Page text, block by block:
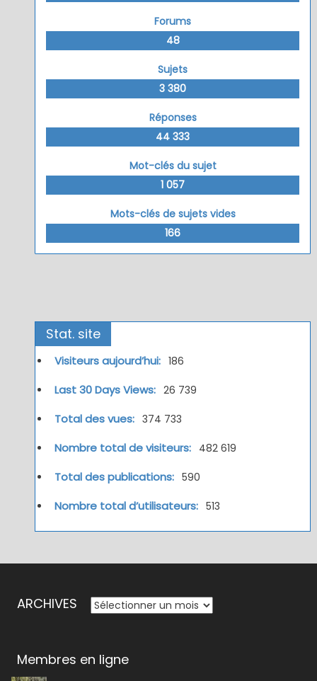
Forums
48
Sujets
3 380
Réponses
44 333
Mot-clés du sujet
1 057
Mots-clés de sujets vides
166
Stat. site
Visiteurs aujourd’hui: 186
Last 30 Days Views: 26 739
Total des vues: 374 733
Nombre total de visiteurs: 482 619
Total des publications: 590
Nombre total d’utilisateurs: 513
ARCHIVES ARCHIVES
Membres en ligne